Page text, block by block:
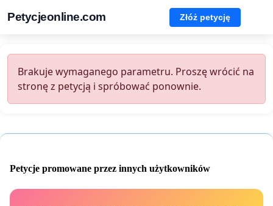
Petycjeonline.com Złóż petycję
Brakuje wymaganego parametru. Proszę wrócić na
stronę z petycją i spróbować ponownie.
Petycje promowane przez innych użytkowników